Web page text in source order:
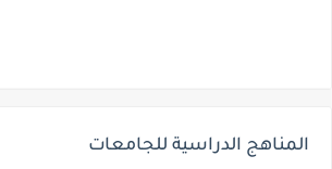
المناهج الدراسية للجامعات